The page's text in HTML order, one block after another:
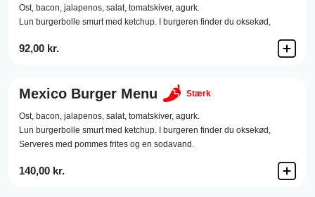
Ost, bacon, jalapenos, salat, tomatskiver, agurk.
Lun burgerbolle smurt med ketchup. I burgeren finder du oksekød,
92,00 kr.
Mexico Burger Menu Stærk
Ost, bacon, jalapenos, salat, tomatskiver, agurk.
Lun burgerbolle smurt med ketchup. I burgeren finder du oksekød,
Serveres med pommes frites og en sodavand.
140,00 kr.